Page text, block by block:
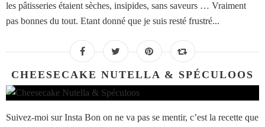
les pâtisseries étaient sèches, insipides, sans saveurs … Vraiment
pas bonnes du tout. Etant donné que je suis resté frustré...
CHEESECAKE NUTELLA & SPÉCULOOS
Suivez-moi sur Insta Bon on ne va pas se mentir, c’est la recette que